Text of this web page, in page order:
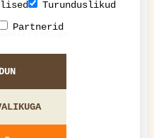
Turunduslikud
Partnerid